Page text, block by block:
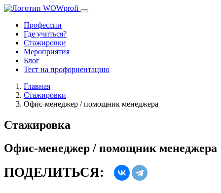
Профессии
Где учиться?
Стажировки
Мероприятия
Блог
Тест на профориентацию
Главная
Стажировки
Офис-менеджер / помощник менеджера
Стажировка
Офис-менеджер / помощник менеджера
ПОДЕЛИТЬСЯ: